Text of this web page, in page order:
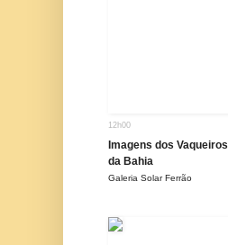
12h00
Imagens dos Vaqueiros
da Bahia
Galeria Solar Ferrão